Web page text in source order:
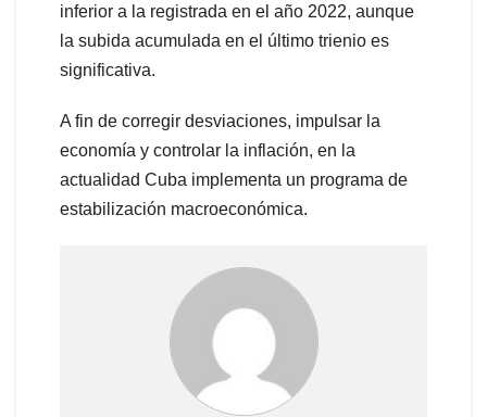
inferior a la registrada en el año 2022, aunque
la subida acumulada en el último trienio es
significativa.
A fin de corregir desviaciones, impulsar la
economía y controlar la inflación, en la
actualidad Cuba implementa un programa de
estabilización macroeconómica.